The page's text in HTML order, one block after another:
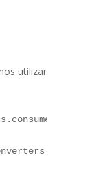
utilizar